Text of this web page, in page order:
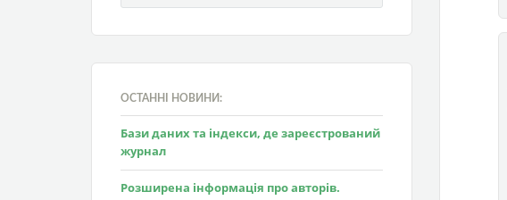
ОСТАННІ НОВИНИ:
Бази даних та індекси, де зареєстрований
журнал
Розширена інформація про авторів.